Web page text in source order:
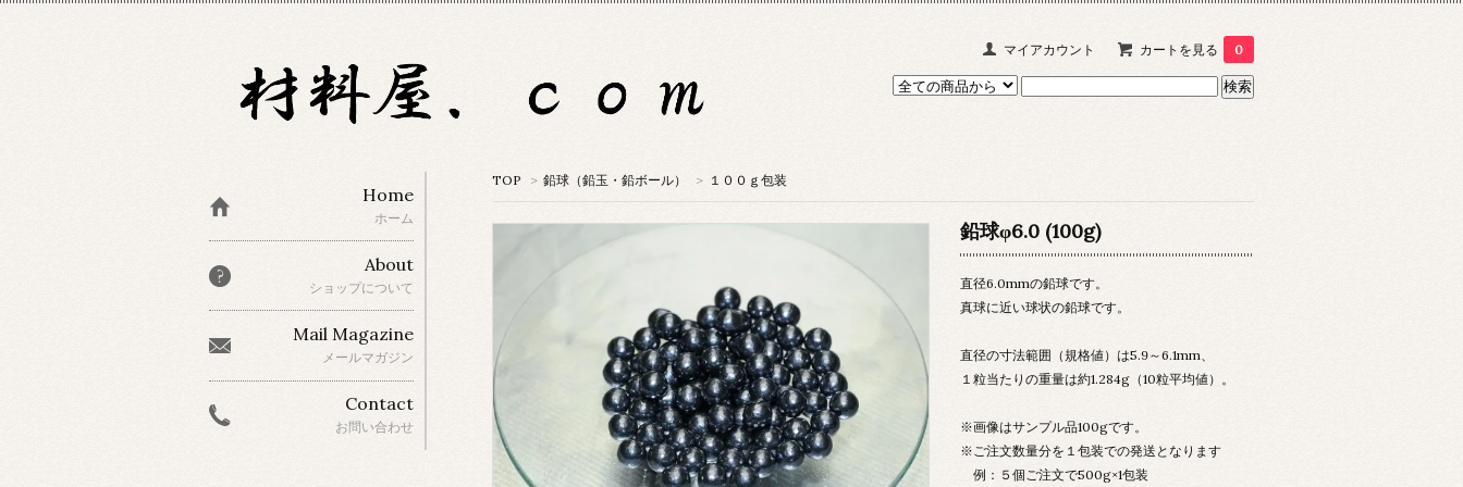
マイアカウント カートを見る 0
TOP > 鉛球（鉛玉・鉛ボール） > １００ｇ包装
鉛球φ6.0 (100g)
直径6.0mmの鉛球です。
真球に近い球状の鉛球です。
直径の寸法範囲（規格値）は5.9～6.1mm、
１粒当たりの重量は約1.284g（10粒平均値）。
※画像はサンプル品100gです。
※ご注文数量分を１包装での発送となります
例：５個ご注文で500g×1包装
Home
ホーム
About
ショップについて
Mail Magazine
メールマガジン
Contact
お問い合わせ